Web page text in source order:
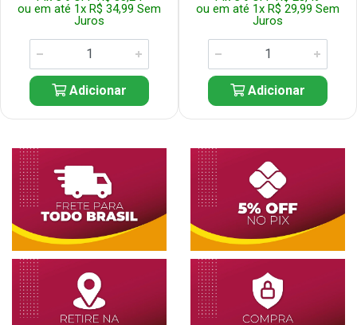
ou em até 1x R$ 34,99 Sem
Juros
Adicionar
ou em até 1x R$ 29,99 Sem
Juros
Adicionar